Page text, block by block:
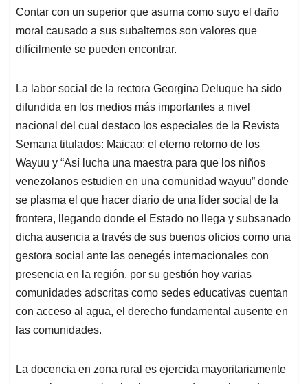
Contar con un superior que asuma como suyo el daño
moral causado a sus subalternos son valores que
difícilmente se pueden encontrar.
La labor social de la rectora Georgina Deluque ha sido
difundida en los medios más importantes a nivel
nacional del cual destaco los especiales de la Revista
Semana titulados: Maicao: el eterno retorno de los
Wayuu y “Así lucha una maestra para que los niños
venezolanos estudien en una comunidad wayuu” donde
se plasma el que hacer diario de una líder social de la
frontera, llegando donde el Estado no llega y subsanado
dicha ausencia a través de sus buenos oficios como una
gestora social ante las oenegés internacionales con
presencia en la región, por su gestión hoy varias
comunidades adscritas como sedes educativas cuentan
con acceso al agua, el derecho fundamental ausente en
las comunidades.
La docencia en zona rural es ejercida mayoritariamente